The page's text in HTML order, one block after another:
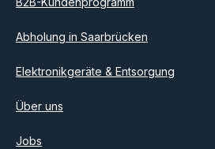
Abholung in Saarbrücken
Elektronikgeräte & Entsorgung
Über uns
Jobs